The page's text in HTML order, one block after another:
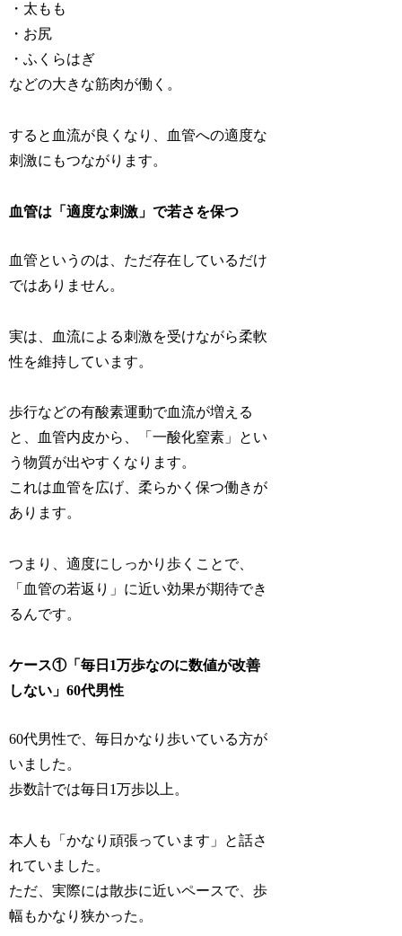
・太もも
・お尻
・ふくらはぎ
などの大きな筋肉が働く。
すると血流が良くなり、血管への適度な
刺激にもつながります。
血管は「適度な刺激」で若さを保つ
血管というのは、ただ存在しているだけ
ではありません。
実は、血流による刺激を受けながら柔軟
性を維持しています。
歩行などの有酸素運動で血流が増える
と、血管内皮から、「一酸化窒素」とい
う物質が出やすくなります。
これは血管を広げ、柔らかく保つ働きが
あります。
つまり、適度にしっかり歩くことで、
「血管の若返り」に近い効果が期待でき
るんです。
ケース①「毎日1万歩なのに数値が改善
しない」60代男性
60代男性で、毎日かなり歩いている方が
いました。
歩数計では毎日1万歩以上。
本人も「かなり頑張っています」と話さ
れていました。
ただ、実際には散歩に近いペースで、歩
幅もかなり狭かった。